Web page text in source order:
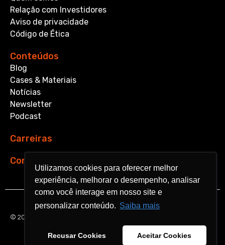
Utilizamos cookies para oferecer melhor
experiência, melhorar o desempenho, analisar
como você interage em nosso site e
personalizar conteúdo. Saiba mais
Recusar Cookies Aceitar Cookies
Utilizamos cookies para oferecer melhor
experiência, melhorar o desempenho, analisar
como você interage em nosso site e
personalizar conteúdo. Saiba mais
Recusar Cookies Aceitar Cookies
Relação com Investidores
Aviso de privacidade
Código de Ética
Conteúdos
Blog
Cases & Materiais
Notícias
Newsletter
Podcast
Carreiras
Contato
© 2026 Aquarela Analytics. All rights reserved.